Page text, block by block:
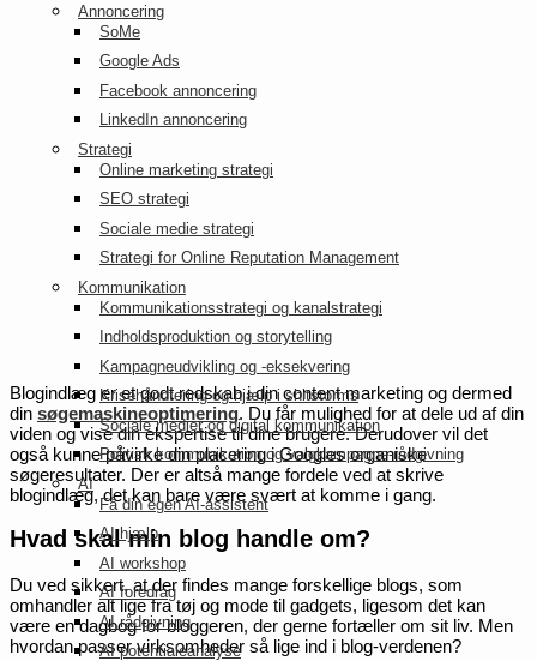
Annoncering
SoMe
Google Ads
Facebook annoncering
LinkedIn annoncering
Strategi
Online marketing strategi
SEO strategi
Sociale medie strategi
Strategi for Online Reputation Management
Kommunikation
Kommunikationsstrategi og kanalstrategi
Indholdsproduktion og storytelling
Kampagneudvikling og -eksekvering
Krisehåndtering og hjælp i shitstorms
Sociale medier og digital kommunikation
Politisk kommunikation og valgkampagne-rådgivning
AI
Få din egen AI-assistent
AI hjælp
AI workshop
AI foredrag
AI rådgivning
AI potentialeanalyse
Blogindlæg er et godt redskab i din content marketing og dermed
din søgemaskineoptimering. Du får mulighed for at dele ud af din
viden og vise din ekspertise til dine brugere. Derudover vil det
også kunne påvirke din placering i Googles organiske
søgeresultater. Der er altså mange fordele ved at skrive
blogindlæg, det kan bare være svært at komme i gang.
Hvad skal min blog handle om?
Du ved sikkert, at der findes mange forskellige blogs, som
omhandler alt lige fra tøj og mode til gadgets, ligesom det kan
være en dagbog for bloggeren, der gerne fortæller om sit liv. Men
hvordan passer virksomheder så lige ind i blog-verdenen?